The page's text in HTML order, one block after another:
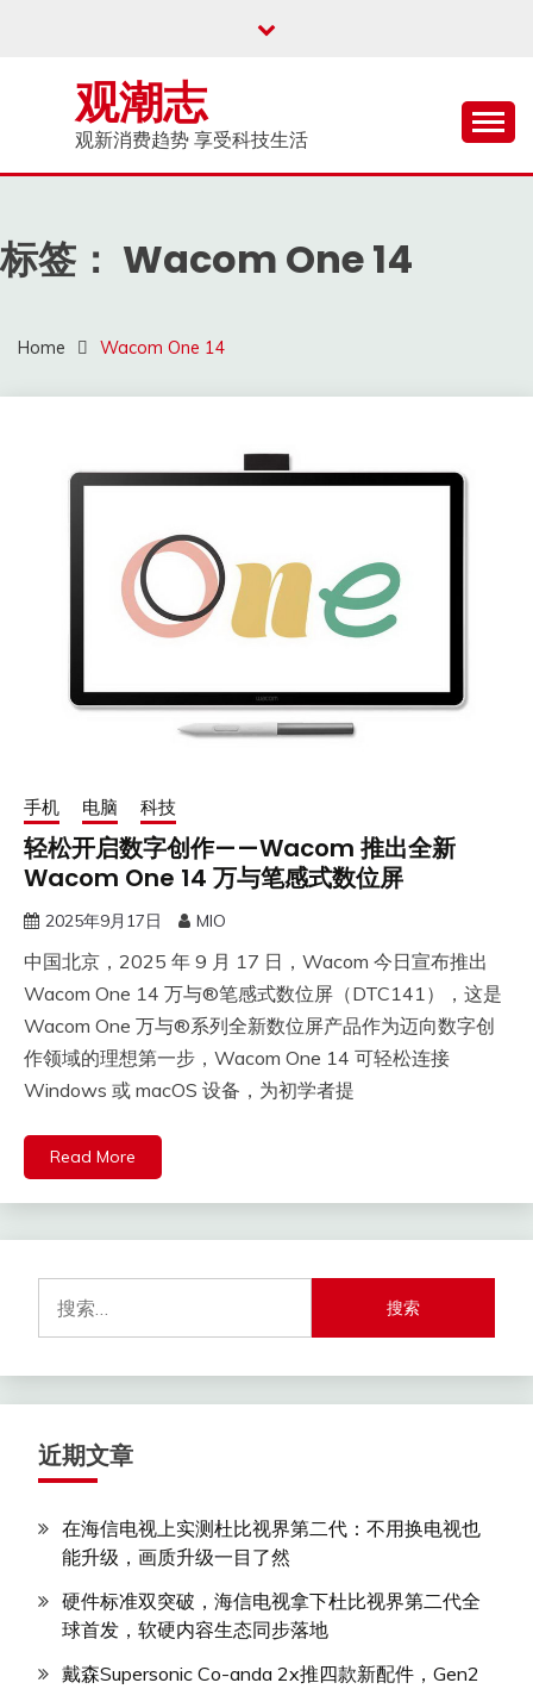
观潮志
观新消费趋势 享受科技生活
标签： Wacom One 14
Home Wacom One 14
手机 电脑 科技
轻松开启数字创作——Wacom 推出全新
Wacom One 14 万与笔感式数位屏
2025年9月17日 MIO
中国北京，2025 年 9 月 17 日，Wacom 今日宣布推出
Wacom One 14 万与®笔感式数位屏（DTC141），这是
Wacom One 万与®系列全新数位屏产品作为迈向数字创
作领域的理想第一步，Wacom One 14 可轻松连接
Windows 或 macOS 设备，为初学者提
Read More
索：
近期文章
在海信电视上实测杜比视界第二代：不用换电视也
能升级，画质升级一目了然
硬件标准双突破，海信电视拿下杜比视界第二代全
球首发，软硬内容生态同步落地
戴森Supersonic Co-anda 2x推四款新配件，Gen2